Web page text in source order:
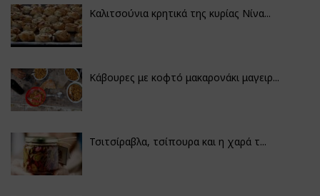
Καλιτσούνια κρητικά της κυρίας Νίνα...
Κάβουρες με κοφτό μακαρονάκι μαγειρ...
Τσιτσίραβλα, τσίπουρα και η χαρά τ...